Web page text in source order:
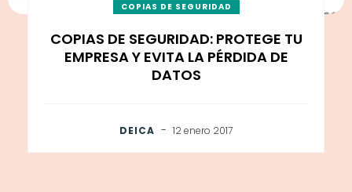
COPIAS DE SEGURIDAD
COPIAS DE SEGURIDAD: PROTEGE TU
EMPRESA Y EVITA LA PÉRDIDA DE
DATOS
DEICA - 12 enero 2017